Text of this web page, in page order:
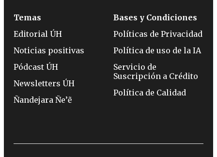
Temas
Editorial ÚH
Noticias positivas
Pódcast ÚH
Newsletters ÚH
Ñandejara Ñe’ẽ
Bases y Condiciones
Políticas de Privacidad
Política de uso de la IA
Servicio de
Suscripción a Crédito
Política de Calidad